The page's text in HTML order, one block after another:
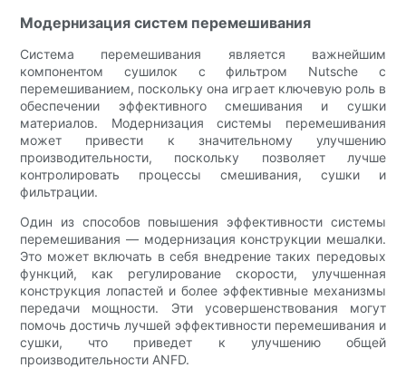
Модернизация систем перемешивания
Система перемешивания является важнейшим
компонентом сушилок с фильтром Nutsche с
перемешиванием, поскольку она играет ключевую роль в
обеспечении эффективного смешивания и сушки
материалов. Модернизация системы перемешивания
может привести к значительному улучшению
производительности, поскольку позволяет лучше
контролировать процессы смешивания, сушки и
фильтрации.
Один из способов повышения эффективности системы
перемешивания — модернизация конструкции мешалки.
Это может включать в себя внедрение таких передовых
функций, как регулирование скорости, улучшенная
конструкция лопастей и более эффективные механизмы
передачи мощности. Эти усовершенствования могут
помочь достичь лучшей эффективности перемешивания и
сушки, что приведет к улучшению общей
производительности ANFD.